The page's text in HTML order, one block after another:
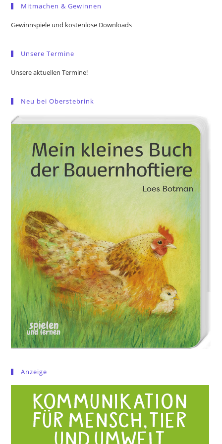
Mitmachen & Gewinnen
Gewinnspiele und kostenlose Downloads
Unsere Termine
Unsere aktuellen Termine!
Neu bei Oberstebrink
Anzeige